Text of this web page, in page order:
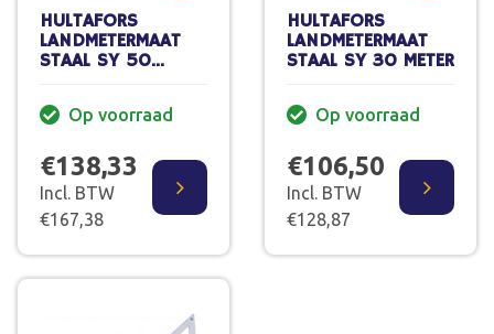
HULTAFORS
LANDMETERMAAT
STAAL SY 50
Op voorraad
€138,33
Incl. BTW
€167,38
HULTAFORS
LANDMETERMAAT
STAAL SY 30 METER
Op voorraad
€106,50
Incl. BTW
€128,87